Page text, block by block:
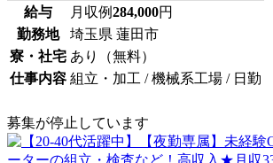
給与 月収例284,000円
勤務地
埼玉県 蓮田市
寮・社宅 あり（無料）
仕事内容 組立・加工 / 機械系工場 / 日勤
募集が停止しています